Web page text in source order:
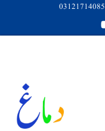
03121714085